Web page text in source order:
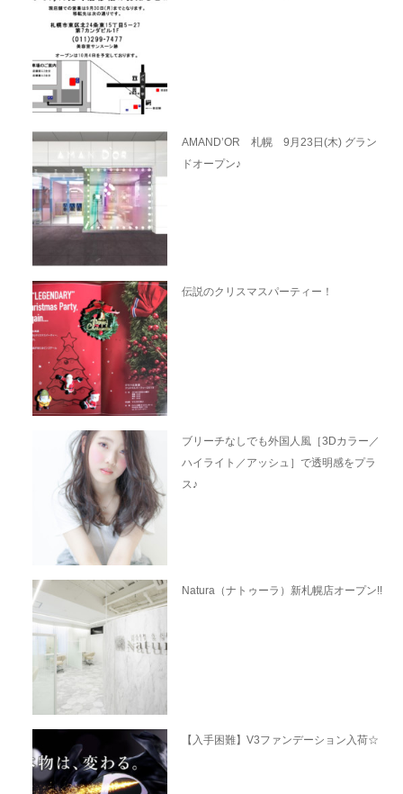
AMAND’OR 札幌 9月23日(木) グラン
ドオープン♪
伝説のクリスマスパーティー！
ブリーチなしでも外国人風［3Dカラー／
ハイライト／アッシュ］で透明感をプラ
ス♪
Natura（ナトゥーラ）新札幌店オープン!!
【入手困難】V3ファンデーション入荷☆